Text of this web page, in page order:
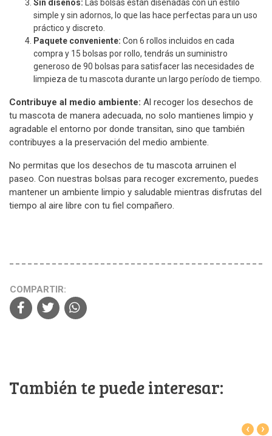
Sin diseños: Las bolsas están diseñadas con un estilo
simple y sin adornos, lo que las hace perfectas para un uso
práctico y discreto.
Paquete conveniente: Con 6 rollos incluidos en cada
compra y 15 bolsas por rollo, tendrás un suministro
generoso de 90 bolsas para satisfacer las necesidades de
limpieza de tu mascota durante un largo período de tiempo.
Contribuye al medio ambiente: Al recoger los desechos de
tu mascota de manera adecuada, no solo mantienes limpio y
agradable el entorno por donde transitan, sino que también
contribuyes a la preservación del medio ambiente.
No permitas que los desechos de tu mascota arruinen el
paseo. Con nuestras bolsas para recoger excremento, puedes
mantener un ambiente limpio y saludable mientras disfrutas del
tiempo al aire libre con tu fiel compañero.
COMPARTIR:
También te puede interesar:
‹ ›